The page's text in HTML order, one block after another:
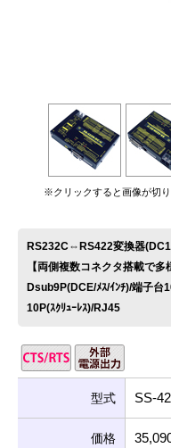
※クリックすると画像が切り
RS232C⇔RS422変換器
【両側複数コネクタ搭載で多
Dsub9P(DCE/ﾒｽ/ｲﾝﾁ)/端子台
10P(ｽｸﾘｭｰﾚｽ)/RJ45
型式 SS-
価格